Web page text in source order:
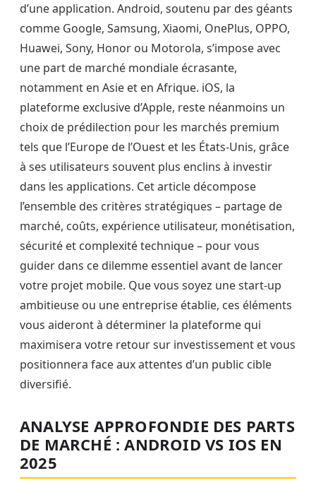
d’une application. Android, soutenu par des géants
comme Google, Samsung, Xiaomi, OnePlus, OPPO,
Huawei, Sony, Honor ou Motorola, s’impose avec
une part de marché mondiale écrasante,
notamment en Asie et en Afrique. iOS, la
plateforme exclusive d’Apple, reste néanmoins un
choix de prédilection pour les marchés premium
tels que l’Europe de l’Ouest et les États-Unis, grâce
à ses utilisateurs souvent plus enclins à investir
dans les applications. Cet article décompose
l’ensemble des critères stratégiques – partage de
marché, coûts, expérience utilisateur, monétisation,
sécurité et complexité technique – pour vous
guider dans ce dilemme essentiel avant de lancer
votre projet mobile. Que vous soyez une start-up
ambitieuse ou une entreprise établie, ces éléments
vous aideront à déterminer la plateforme qui
maximisera votre retour sur investissement et vous
positionnera face aux attentes d’un public cible
diversifié.
ANALYSE APPROFONDIE DES PARTS
DE MARCHÉ : ANDROID VS IOS EN
2025